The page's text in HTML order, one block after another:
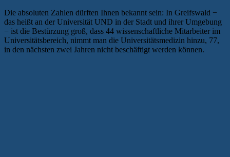
Die absoluten Zahlen dürften Ihnen bekannt sein: In Greifswald −
das heißt an der Universität UND in der Stadt und ihrer Umgebung
− ist die Bestürzung groß, dass 44 wissenschaftliche Mitarbeiter im
Universitätsbereich, nimmt man die Universitätsmedizin hinzu, 77,
in den nächsten zwei Jahren nicht beschäftigt werden können.